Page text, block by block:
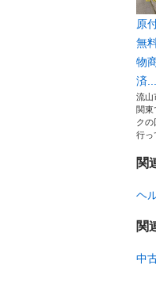
原
無
物
済...
流山
関東
クの
行っ
関
ヘ
関
中